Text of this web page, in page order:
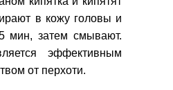
в кожу головы и
мин, затем смывают.
эффективным
от перхоти.